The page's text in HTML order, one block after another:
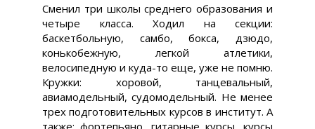
Сменил три школы среднего образования и
четыре класса. Ходил на секции:
баскетбольную, самбо, бокса, дзюдо,
конькобежную, легкой атлетики,
велосипедную и куда-то еще, уже не помню.
Кружки: хоровой, танцевальный,
авиамодельный, судомодельный. Не менее
трех подготовительных курсов в институт. А
также: фортепьяно, гитарные курсы, курсы